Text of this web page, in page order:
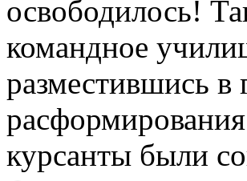
освободилось!
командное
разместившись в
курсанты были